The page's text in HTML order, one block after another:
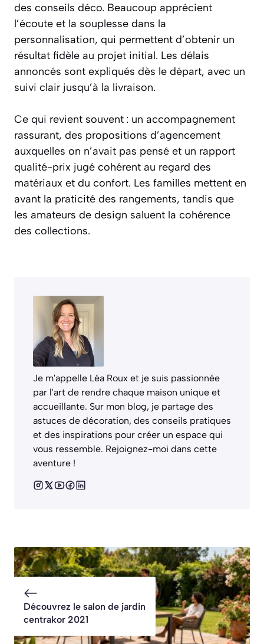
des conseils déco. Beaucoup apprécient
l’écoute et la souplesse dans la
personnalisation, qui permettent d’obtenir un
résultat fidèle au projet initial. Les délais
annoncés sont expliqués dès le départ, avec un
suivi clair jusqu’à la livraison.
Ce qui revient souvent : un accompagnement
rassurant, des propositions d’agencement
auxquelles on n’avait pas pensé et un rapport
qualité-prix jugé cohérent au regard des
matériaux et du confort. Les familles mettent en
avant la praticité des rangements, tandis que
les amateurs de design saluent la cohérence
des collections.
Je m'appelle Léa Roux et je suis passionnée
par l'art de rendre chaque maison unique et
accueillante. Sur mon blog, je partage des
astuces de décoration, des conseils pratiques
et des inspirations pour créer un espace qui
vous ressemble. Rejoignez-moi dans cette
aventure !
Découvrez le salon de jardin
centrakor 2021